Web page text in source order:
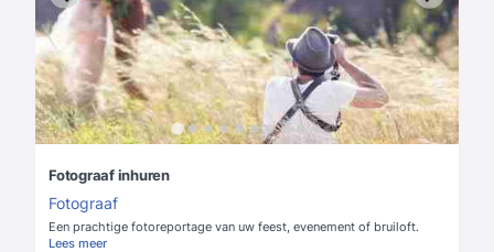
Fotograaf inhuren
Fotograaf
Een prachtige fotoreportage van uw feest, evenement of bruiloft.
Lees meer